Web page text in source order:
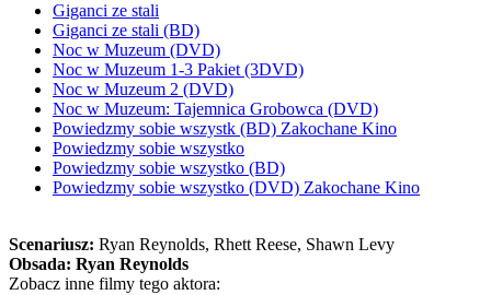
Giganci ze stali
Giganci ze stali (BD)
Noc w Muzeum (DVD)
Noc w Muzeum 1-3 Pakiet (3DVD)
Noc w Muzeum 2 (DVD)
Noc w Muzeum: Tajemnica Grobowca (DVD)
Powiedzmy sobie wszystk (BD) Zakochane Kino
Powiedzmy sobie wszystko
Powiedzmy sobie wszystko (BD)
Powiedzmy sobie wszystko (DVD) Zakochane Kino
Scenariusz: Ryan Reynolds, Rhett Reese, Shawn Levy
Obsada: Ryan Reynolds
Zobacz inne filmy tego aktora: